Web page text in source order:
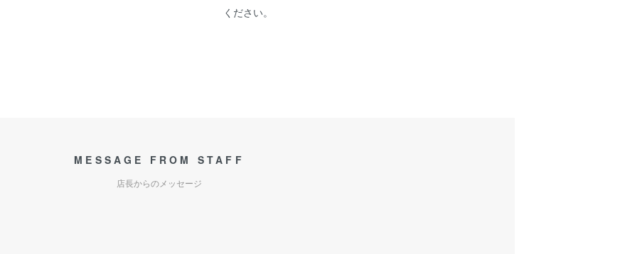
ください。
MESSAGE FROM STAFF
店長からのメッセージ